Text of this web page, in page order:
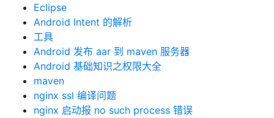
Eclipse
Android Intent 的解析
工具
Android 发布 aar 到 maven 服务器
Android 基础知识之权限大全
maven
nginx ssl 编译问题
nginx 启动报 no such process 错误